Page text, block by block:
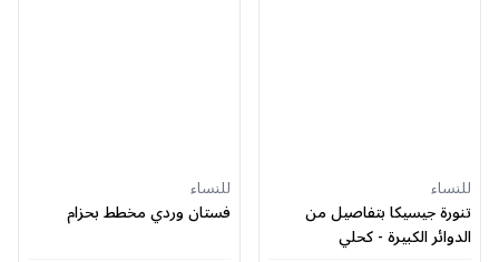
للنساء
تنورة جيسيكا بتفاصيل من
الدوائر الكبيرة - كحلي
للنساء
فستان وردي مخطط بحزام